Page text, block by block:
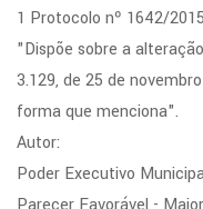
1 Protocolo nº 1642/
"Dispõe sobre a
3.129, de 25 de
forma que menciona".
Autor:
Poder Executivo